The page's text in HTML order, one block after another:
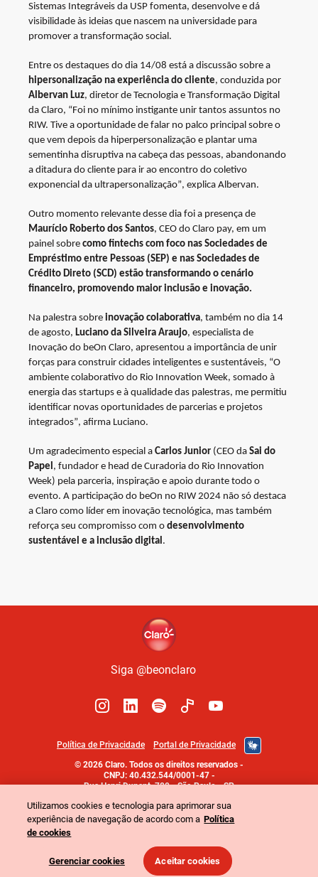
Sistemas Integráveis da USP fomenta, desenvolve e dá
visibilidade às ideias que nascem na universidade para
promover a transformação social.
Entre os destaques do dia 14/08 está a discussão sobre a
hipersonalização na experiência do cliente, conduzida por
Albervan Luz, diretor de Tecnologia e Transformação Digital
da Claro, “Foi no mínimo instigante unir tantos assuntos no
RIW. Tive a oportunidade de falar no palco principal sobre o
que vem depois da hiperpersonalização e plantar uma
sementinha disruptiva na cabeça das pessoas, abandonando
a ditadura do cliente para ir ao encontro do coletivo
exponencial da ultrapersonalização”, explica Albervan.
Outro momento relevante desse dia foi a presença de
Maurício Roberto dos Santos, CEO do Claro pay, em um
painel sobre como fintechs com foco nas Sociedades de
Empréstimo entre Pessoas (SEP) e nas Sociedades de
Crédito Direto (SCD) estão transformando o cenário
financeiro, promovendo maior inclusão e inovação.
Na palestra sobre inovação colaborativa, também no dia 14
de agosto, Luciano da Silveira Araujo, especialista de
Inovação do beOn Claro, apresentou a importância de unir
forças para construir cidades inteligentes e sustentáveis, “O
ambiente colaborativo do Rio Innovation Week, somado à
energia das startups e à qualidade das palestras, me permitiu
identificar novas oportunidades de parcerias e projetos
integrados”, afirma Luciano.
Um agradecimento especial a Carlos Junior (CEO da Sai do
Papel , fundador e head de Curadoria do Rio Innovation
Week) pela parceria, inspiração e apoio durante todo o
evento. A participação do beOn no RIW 2024 não só destaca
a Claro como líder em inovação tecnológica, mas também
reforça seu compromisso com o desenvolvimento
sustentável e a inclusão digital .
Siga @beonclaro
Política de Privacidade
Portal de Privacidade
© 2026 Claro. Todos os direitos reservados -
CNPJ: 40.432.544/0001-47 -
Rua Henri Dunant, 780 - São Paulo - SP
Utilizamos cookies e tecnologia para aprimorar sua
experiência de navegação de acordo com a Política
de cookies
Gerenciar cookies Aceitar cookies